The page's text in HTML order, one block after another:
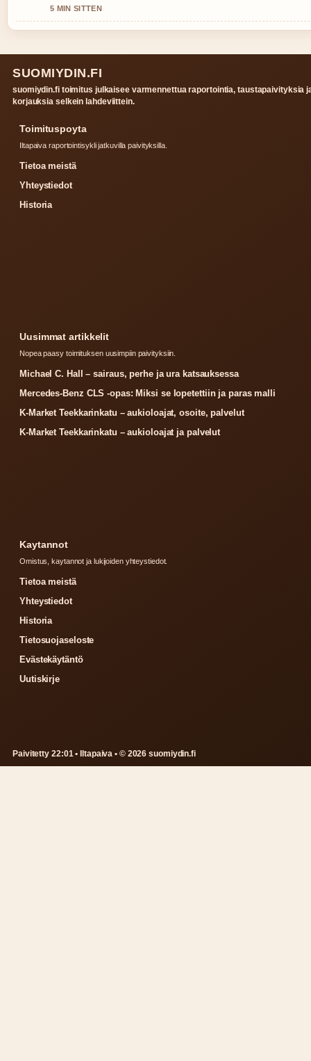
5 MIN SITTEN
SUOMIYDIN.FI
suomiydin.fi toimitus julkaisee varmennettua raportointia, taustapaivityksia
korjauksia selkein lahdeviittein.
Toimituspoyta
Iltapaiva raportointisykli jatkuvilla paivityksilla.
Tietoa meistä
Yhteystiedot
Historia
Uusimmat artikkelit
Nopea paasy toimituksen uusimpiin paivityksiin.
Michael C. Hall – sairaus, perhe ja ura katsauksessa
Mercedes-Benz CLS -opas: Miksi se lopetettiin ja paras malli
K-Market Teekkarinkatu – aukioloajat, osoite, palvelut
K-Market Teekkarinkatu – aukioloajat ja palvelut
Kaytannot
Omistus, kaytannot ja lukijoiden yhteystiedot.
Tietoa meistä
Yhteystiedot
Historia
Tietosuojaseloste
Evästekäytäntö
Uutiskirje
Paivitetty 22:01 • Iltapaiva • © 2026 suomiydin.fi